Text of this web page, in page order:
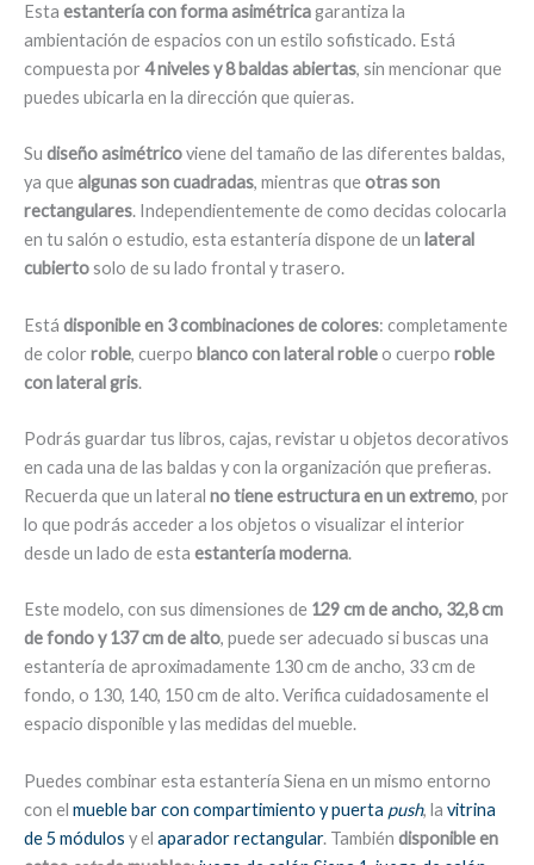
Esta estantería con forma asimétricagarantiza la
ambientación de espacios con un estilo sofisticado. Está
compuesta por 4 niveles y 8 baldas abiertas, sin mencionar que
puedes ubicarla en la dirección que quieras.
Su diseño asimétricoviene del tamaño de las diferentes baldas,
ya quealgunas son cuadradas, mientras queotras son
rectangulares. Independientemente de como decidas colocarla
en tu salón o estudio, esta estantería dispone de un lateral
cubiertosolo de su lado frontal y trasero.
Está disponible en 3 combinaciones de colores: completamente
de color roble, cuerpo blanco con lateral robleo cuerpo roble
con lateral gris.
Podrás guardar tus libros, cajas, revistar u objetos decorativos
en cada una de las baldas y con la organización que prefieras.
Recuerda que un lateral no tiene estructura en un extremo, por
lo que podrás acceder a los objetos o visualizar el interior
desde un lado de esta estantería moderna.
Este modelo, con sus dimensiones de 129 cm de ancho, 32,8 cm
de fondo y 137 cm de alto, puede ser adecuado si buscas una
estantería de aproximadamente 130 cm de ancho, 33 cm de
fondo, o 130, 140, 150 cm de alto. Verifica cuidadosamente el
espacio disponible y las medidas del mueble.
Puedes combinar esta estantería Siena en un mismo entorno
con el mueble bar con compartimiento y puerta push, la vitrina
de 5 módulos y el aparador rectangular. También disponible en